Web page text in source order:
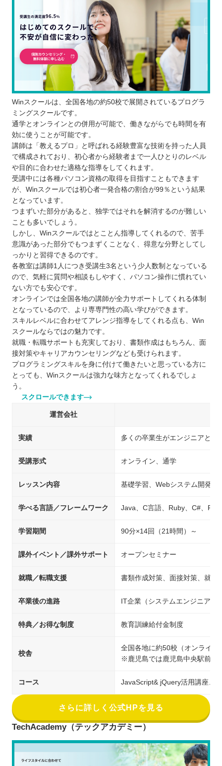
Winスクールは、全国各地の約50校で展開されているプログラ
ミングスクールです。
通学とオンラインとの併用が可能で、働きながらでも時間を有
効に使うことが可能です。
講師は「教えるプロ」と呼ばれる経験豊富な技術を持った人員
で構成されており、初心者から経験者まで一人ひとりのレベル
や目的に合わせた適格な指導をしてくれます。
受講中には各種パソコン資格の取得を目指すこともできます
が、Winスクールでは初心者一発合格の割合が99％という結果
となっています。
つまずいた部分があると、独学ではそれを解消するのが難しい
ことも多いでしょう。
しかし、Winスクールではとことん指導してくれるので、苦手
意識があった部分でもつまずくことなく、得意な分野としてし
っかりと習得できるのです。
各教室は講師1人につき受講生3名という少人数制となっている
ので、気軽に質問や相談もしやすく、パソコン操作に慣れてい
ない方でも安心です。
オンラインでは全国各地の講師が全力サポートしてくれる体制
となっているので、より専専門性の高い学びができます。
スキルレベルに合わせてアレンジ指導をしてくれる点も、Win
スクールならではの魅力です。
就職・転職サポートも充実しており、書類作成はもちろん、面
接対策やキャリアカウンセリングなども受けられます。
プログラミングスキルを身に付けて働きたいと思っている方に
とっても、Winスクールは強力な味方となってくれるでしょ
う。
スクロールできます
運営会社
実績 多くの卒業生がエンジニアとし
受講形式 オンライン、通学
レッスン内容 基礎学習、Webシステム開発
学べる言語／フレームワーク Java、C言語、Ruby、C#、
学習期間 90分×14回（21時間）～
課外イベント／課外サポート オープンセミナー
就職／転職支援 書類作成対策、面接対策、就職
卒業後の進路 IT企業（システムエンジニア/
特典／お得な制度 教育訓練給付金制度
校舎
全国各地に約50校（オンライン
※鹿児島では鹿児島中央駅前校
コース JavaScript& jQuery活用講座、
さらに詳しく公式HPを見る
TechAcademy（テックアカデミー）